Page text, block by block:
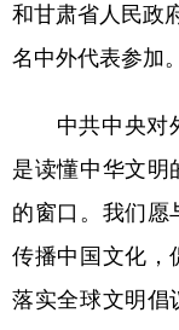
北京
山东
广东
四川
和甘肃省人民政
名中外代表参加。
中共中央对外
是读懂中华文明
的窗口。我们愿
传播中国文化，
落实全球文明倡